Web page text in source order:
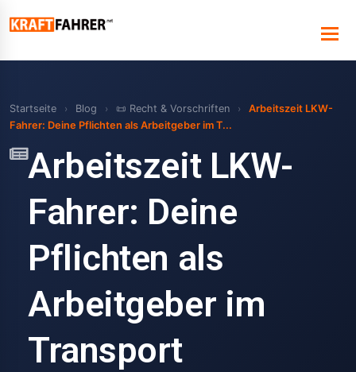
Startseite › Blog › 📜 Recht & Vorschriften ›
Arbeitszeit LKW-
Fahrer: Deine Pflichten als Arbeitgeber im T...
Arbeitszeit LKW-
Fahrer: Deine
Pflichten als
Arbeitgeber im
Transport